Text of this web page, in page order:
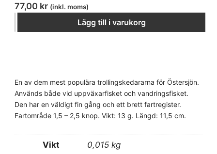
77,00 kr (inkl. moms)
Lägg till i varukorg
En av dem mest populära trollingskedararna för Östersjön.
Används både vid uppväxarfisket och vandringsfisket.
Den har en väldigt fin gång och ett brett fartregister.
Fartområde 1,5 – 2,5 knop. Vikt: 13 g. Längd: 11,5 cm.
Vikt 0,015 kg